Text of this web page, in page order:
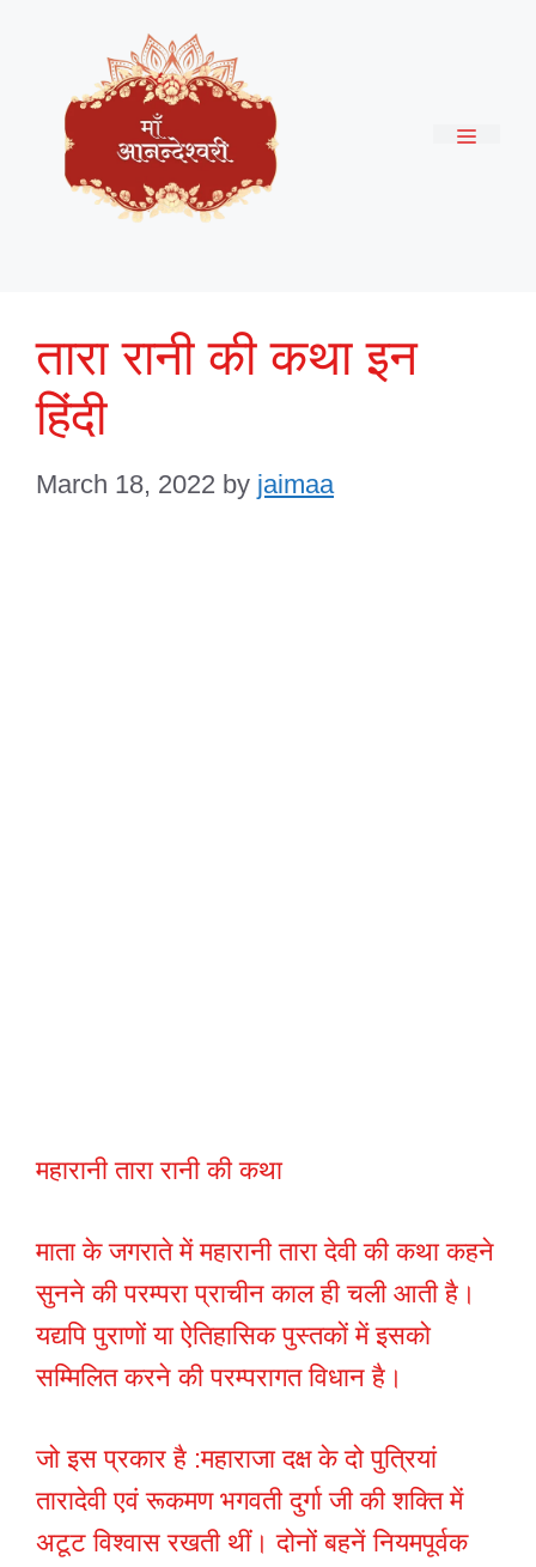
content
तारा रानी की कथा इन
हिंदी
March 18, 2022 by jaimaa
महारानी तारा रानी की कथा
माता के जगराते में महारानी तारा देवी की कथा कहने
सुनने की परम्परा प्राचीन काल ही चली आती है।
यद्यपि पुराणों या ऐतिहासिक पुस्तकों में इसको
सम्मिलित करने की परम्परागत विधान है।
जो इस प्रकार है :महाराजा दक्ष के दो पुत्रियां
तारादेवी एवं रूकमण भगवती दुर्गा जी की शक्ति में
अटूट विश्वास रखती थीं। दोनों बहनें नियमपूर्वक